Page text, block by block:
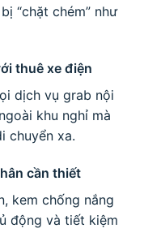
“chặt chém” như
thuê xe điện
dịch vụ grab nội
khu nghỉ mà
chuyển xa.
cần thiết
kem chống nắng
động và tiết kiệm